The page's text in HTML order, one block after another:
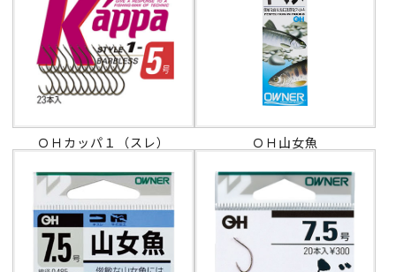
ＯＨカッパ１（スレ） ＯＨ山女魚